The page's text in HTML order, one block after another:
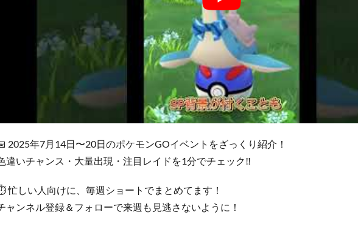
2025年7月14日〜20日のポケモンGOイベントをざっくり紹介！
違いチャンス・大量出現・注目レイドを1分でチェック‼️
忙しい人向けに、毎週ショートでまとめてます！
ャンネル登録＆フォローで来週も見逃さないように！